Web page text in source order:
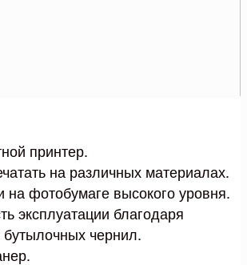
принтер.
на различных материалах.
на фотобумаге высокого уровня.
эксплуатации благодаря
чернил.